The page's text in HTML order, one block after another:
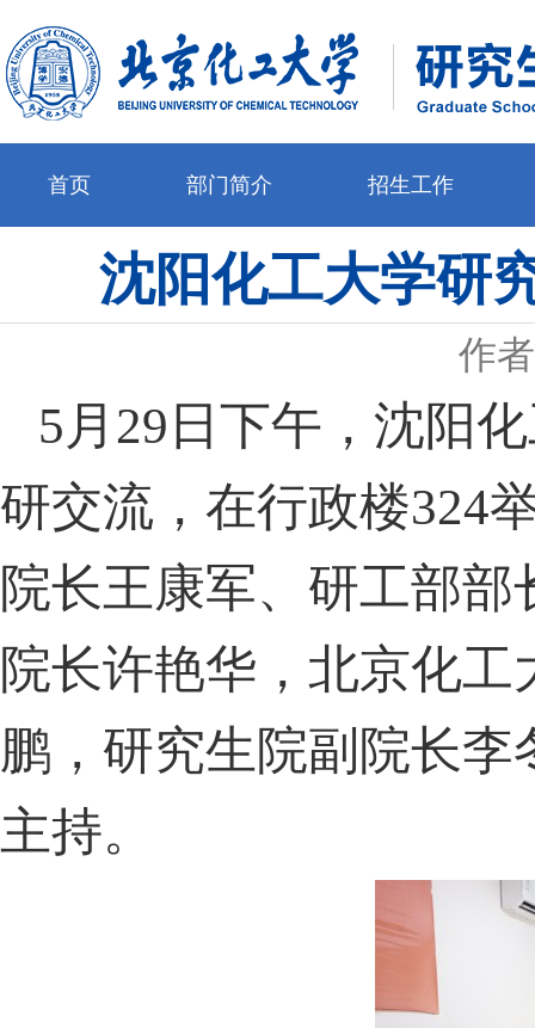
首页 部门简介 招生工作
沈阳化工大学研
作
5月29日下午，沈阳
研交流，在行政楼324
院长王康军、研工部
院长许艳华，北京化
鹏，研究生院副院长
主持。